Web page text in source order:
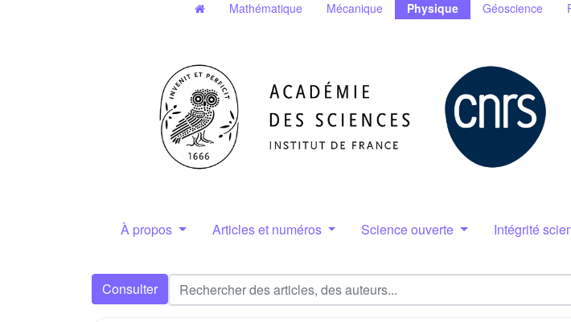
Mathématique Mécanique Physique Géoscience
À propos Articles et numéros Science ouverte Intégrité
Consulter